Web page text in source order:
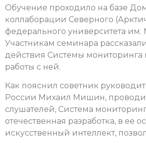
Обучение проходило на базе
коллаборации Северного
федерального университета им.
Участникам семинара
действия Системы мониторинга
работы с ней.
Как пояснил советник
России Михаил Мишин,
слушателей, Система
отечественная разработка, в ее
искусственный интеллект,